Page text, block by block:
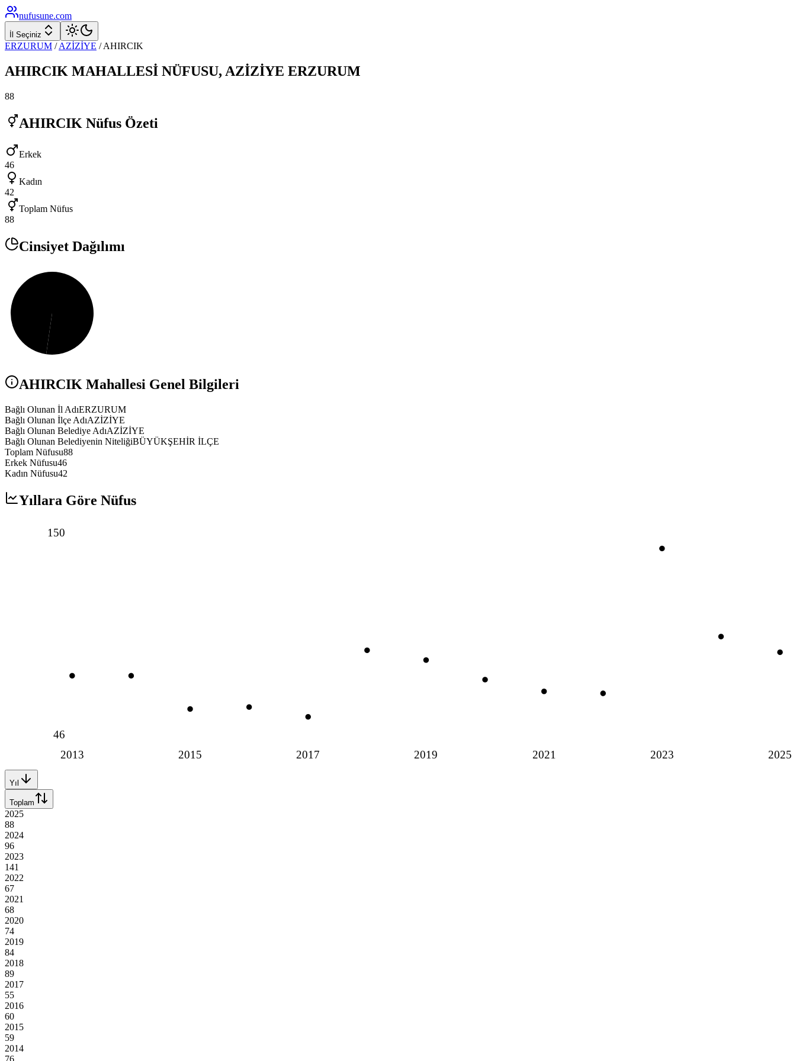
nufusune.com
İl Seçiniz
ERZURUM / AZİZİYE /AHIRCIK
AHIRCIK MAHALLESİ NÜFUSU, AZİZİYE ERZURUM
88
AHIRCIK Nüfus Özeti
Erkek
46
Kadın
42
Toplam Nüfus
88
Cinsiyet Dağılımı
AHIRCIK Mahallesi Genel Bilgileri
Bağlı Olunan İl AdıERZURUM
Bağlı Olunan İlçe AdıAZİZİYE
Bağlı Olunan Belediye AdıAZİZİYE
Bağlı Olunan Belediyenin NiteliğiBÜYÜKŞEHİR İLÇE
Toplam Nüfusu88
Erkek Nüfusu46
Kadın Nüfusu42
Yıllara Göre Nüfus
2013 2015 2017 2019 2021 2023 2025
150
46
Yıl
Toplam
2025
88
2024
96
2023
141
2022
67
2021
68
2020
74
2019
84
2018
89
2017
55
2016
60
2015
59
2014